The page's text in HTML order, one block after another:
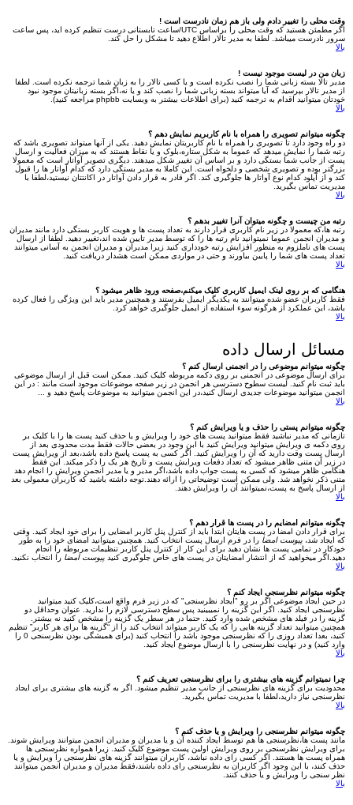
وقت محلی را تغییر دادم ولی باز هم زمان نادرست است !
اگر مطمئن هستید که وقت محلی را براساس UTC/ساعت تابستانی درست تنظیم کرده اید، پس ساعت
سرور نادرست میباشد. لطفا به مدیر تالار اطلاع دهید تا مشکل را حل کند.
بالا
زبان من در لیست موجود نیست !
مدیر تالا بسته زبانی شما را نصب نکرده است و یا کسی تالار را به زبان شما ترجمه نکرده است. لطفا
از مدیر تالار بپرسید که آیا میتواند بسته زبانی شما را نصب کند و یا نه،اگر بسته زبانیتان موجود نبود
خودتان میتوانید اقدام به ترجمه کنید (برای اطلاعات بیشتر به وبسایت phpbb مراجعه کنید).
بالا
چگونه میتوانم تصویری را همراه با نام کاربریم نمایش دهم ؟
دو راه وجود دارد تا تصویری را همراه با نام کاربریتان نمایش دهید. یکی از آنها میتواند تصویری باشد که
رتبه شما را نمایش میدهد که عموما به شکل ستاره،بلوک و یا نقاط هستند که به میزان فعالیت و ارسال
پست از جانب شما بستگی دارد و بر اساس آن تغییر شکل میدهند. دیگری تصویر آواتار است که معمولا
بزرگتر بوده و تصویری شخصی و دلخواه است. این کاملا به مدیر بستگی دارد که کدام آواتار ها را قبول
کند و از آپلود کدام نوع آواتار ها جلوگیری کند. اگر قادر به قرار دادن آواتار در اکانتتان نیستید،لطفا با
مدیریت تماس بگیرید.
بالا
رتبه من چیست و چگونه میتوان آنرا تغییر بدهم ؟
رتبه ها،که معمولا در زیر نام کاربری قرار دارند به تعداد پست ها و هویت کاربر بستگی دارد مانند مدیران
و مدیران انجمن عموما نمیتوانید نام رتبه ها را که توسط مدیر تایین شده اند،تغییر دهید. لطفا از ارسال
پست های ناملزوم به منظور افزایش رتبه خودداری کنید زیرا مدیران و مدیران انجمن به آسانی میتوانند
تعداد پست های شما را پایین بیاورند و حتی در مواردی ممکن است هشدار دریافت کنید.
بالا
هنگامی که بر روی لینک ایمیل کاربری کلیک میکنم،صفحه ورود ظاهر میشود ؟
فقط کاربران عضو شده میتوانند به یکدیگر ایمیل بفرستند و همچنین مدیر باید این ویژگی را فعال کرده
باشد، این عملکرد از هرگونه سوء استفاده از ایمیل جلوگیری خواهد کرد.
بالا
مسائل ارسال داده
چگونه میتوانم موضوعی را در انجمنی ارسال کنم ؟
برای ارسال موضوعی در انجمنی بر روی دکمه مربوطه کلیک کنید. ممکن است قبل از ارسال موضوعی
باید ثبت نام کنید. لیست سطوح دسترسی هر انجمن در زیر صفحه موضوعات موجود است مانند : در این
انجمن میتوانید موضوعات جدیدی ارسال کنید،در این انجمن میتوانید به موضوعات پاسخ دهید و ...
بالا
چگونه میتوانم پستی را حذف و یا ویرایش کنم ؟
تازمانی که مدیر نباشید فقط میتوانید پست های خود را ویرایش و یا حذف کنید پست ها را با کلیک بر
روی دکمه ی ویرایش میتوانید ویرایش کنید با ابن وجود در بعضی حالات فقط مدت محدودی بعد از
ارسال پست وقت دارید که آن را ویرایش کنید. اگر کسی به پست پاسخ داده باشد،بعد از ویرایش پست
در زیر آن متنی ظاهر میشود که تعداد دفعات ویرایش پست و تاریخ هر یک را ذکر میکند. این فقط
هنگامی ظاهر میشود که کسی به پست جواب داده باشد،اگر مدیر و یا مدیر انجمن ویرایش را انجام دهد
متنی ذکر نخواهد شد. ولی ممکن است توضیحاتی را ارائه دهند.توجه داشته باشید که کاربران معمولی بعد
از ارسال پاسخ به پست،نمیتوانند آن را ویرایش دهند.
بالا
چگونه میتوانم امضایم را در پست ها قرار دهم ؟
برای قرار دادن امضا در پست هایتان ابتدا باید از کنترل پنل کاربر امضایی را برای خود ایجاد کنید. وقتی
که ایجاد شد، پیوست امضا را در فرم ارسال پست انتخاب کنید. همچنین میتوانید امضای خود را به طور
خودکار در تمامی پست ها نشان دهید برای این کار از کنترل پنل کاربر تنظیمات مربوطه را انجام
دهید.اگر میخواهید که از انتشار امضایتان در پست های خاص جلوگیری کنید پیوست امضا را انتخاب نکنید.
بالا
چگونه میتوانم نظرسنجی ایجاد کنم ؟
در حین ایجاد موضوعی اگر بر رو "ایجاد نظرسنجی" که در زیر فرم واقع است،کلیک کنید میتوانید
نظرسنجی ایجاد کنید. اگر این گزینه را نمیبینید پس سطح دسترسی لازم را ندارید. عنوان وحداقل دو
گزینه را در فیلد های مشخص شده وارد کنید. حتما در هر سطر یک گزینه را مشخص کنید نه بیشتر.
همچنین میتوانید تعداد گزینه هایی را که یک کاربر میتواند انتخاب کند را از “گزینه ها برای هر کاربر” تنظیم
کنید، بعدا تعداد روزی را که نظرسنجی موجود باشد را انتحاب کنید (برای همیشگی بودن نظرسنجی 0 را
وارد کنید) و در نهایت نظرسنجی را با ارسال موضوع ایجاد کنید.
بالا
چرا نمیتوانم گزینه های بیشتری را برای نظرسنجی تعریف کنم ؟
محدودیت برای گزینه های نظرسنجی از جانب مدیر تنظیم میشود. اگر به گزینه های بیشتری برای ایجاد
نظرسنجی نیاز دارید،لطفا با مدیریت تماس بگیرید.
بالا
چگونه میتوانم نظرسنجی را ویرایش و یا حذف کنم ؟
مانند پست ها،نظرسنجی ها هم توسط ایجاد کننده آن و یا مدیران و مدیران انجمن میتوانند ویرایش شوند.
برای ویرایش نظرسنجی بر روی ویرایش اولین پست موضوع کلیک کنید. زیرا همواره نظرسنجی ها
همراه پست ها هستند. اگر کسی رای داده نباشد، کاربران میتوانند گزینه های نظرسنجی را ویرایش و یا
حذف کنند، با این وجود اگر کاربران به نظرسنجی رای داده باشند،فقط مدیران و مدیران انجمن میتوانند
نظر سنجی را ویرایش و یا حذف کنند.
بالا